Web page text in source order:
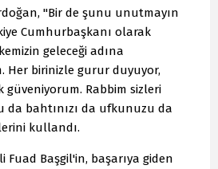
"Bir de şunu unutmayın
Cumhurbaşkanı olarak
geleceği adına
Her birinizle gurur duyuyor,
güveniyorum. Rabbim sizleri
da bahtınızı da ufkunuzu da
kullandı.
Fuad Başgil'in, başarıya giden